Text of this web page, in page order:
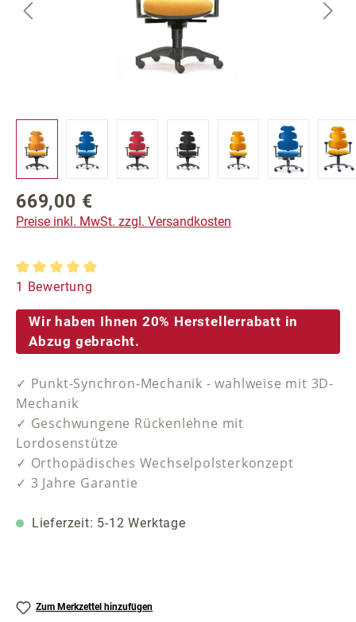
Regulärer Preis:
669,00 €
Preise inkl. MwSt. zzgl. Versandkosten
Durchschnittliche Bewertung von 5 von 5 Sternen
1 Bewertung
Wir haben Ihnen 20% Herstellerrabatt in
Abzug gebracht.
✓ Punkt-Synchron-Mechanik - wahlweise mit 3D-
Mechanik
✓ Geschwungene Rückenlehne mit
Lordosenstütze
✓ Orthopädisches Wechselpolsterkonzept
✓ 3 Jahre Garantie
Lieferzeit: 5-12 Werktage
Zum Merkzettel hinzufügen